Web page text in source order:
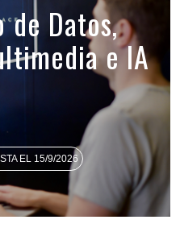
de Datos,
e IA
EL 15/9/2026